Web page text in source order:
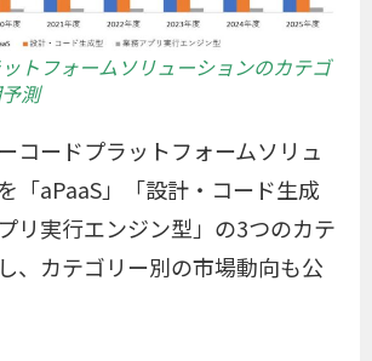
トフォームソリューションのカテゴ
測
コードプラットフォームソリュ
「aPaaS」「設計・コード生成
リ実行エンジン型」の3つのカテ
、カテゴリー別の市場動向も公